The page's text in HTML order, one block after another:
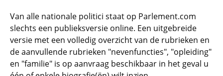
Van alle nationale politici staat op Parlement.com
slechts een publieksversie online. Een uitgebreide
versie met een volledig overzicht van de rubrieken en
de aanvullende rubrieken "nevenfuncties", "opleiding"
en "familie" is op aanvraag beschikbaar in het geval u